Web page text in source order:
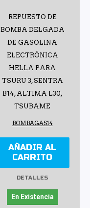
REPUESTO DE
BOMBA DELGADA
DE GASOLINA
ELECTRÓNICA
HELLA PARA
TSURU 3, SENTRA
B14, ALTIMA L30,
TSUBAME
BOMBAGAS14
AÑADIR AL
CARRITO
DETALLES
En Existencia